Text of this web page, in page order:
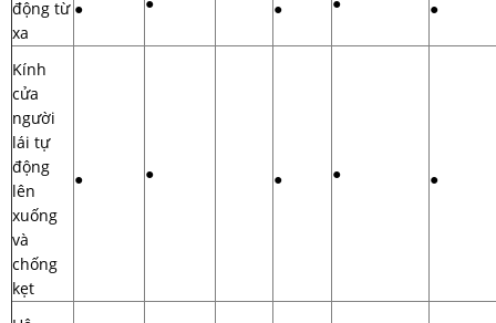
động từ
xa
● ● ●
Kính
cửa
người
lái tự
động
lên
xuống
và
chống
kẹt
● ● ● ● ●